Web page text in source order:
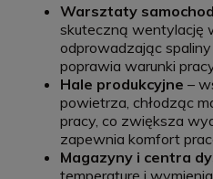
Warsztaty
skuteczną wentylację
odprowadzając spaliny
poprawia warunki
Hale produkcyjne –
powietrza, chłodząc
pracy, co zwiększa
zapewnia komfort
Magazyny i centra
temperaturę i